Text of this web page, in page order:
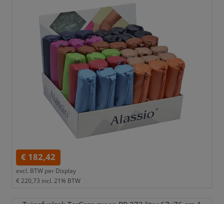
€ 182,42
excl. BTW per Display
€ 220,73 incl. 21% BTW